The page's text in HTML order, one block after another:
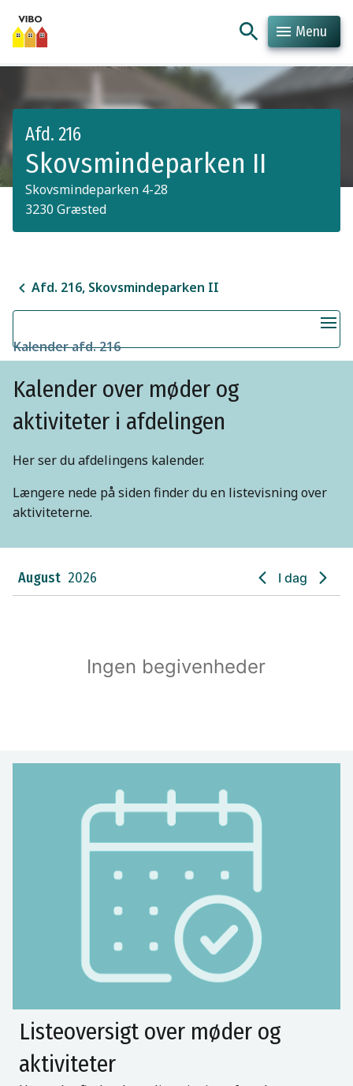
Hop til indhold
Hop til søgning
Menu
Afd. 216
Skovsmindeparken II
Skovsmindeparken 4-28
3230 Græsted
Afd. 216, Skovsmindeparken II
Kalender afd. 216
Kalender over møder og
aktiviteter i afdelingen
Her ser du afdelingens kalender.
Længere nede på siden finder du en listevisning over
aktiviteterne.
August 2026 I dag
Ingen begivenheder
Listeoversigt over møder og
aktiviteter